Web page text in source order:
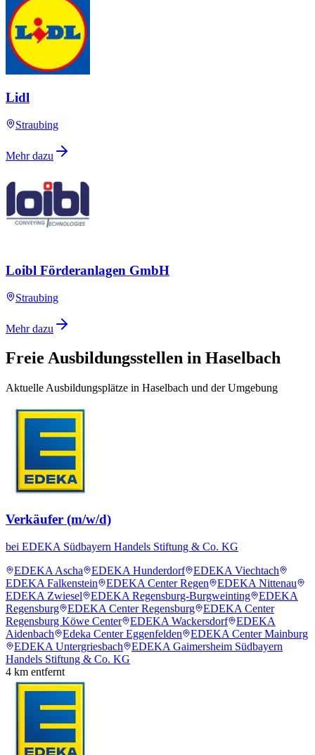
Lidl
Straubing
Mehr dazu
Loibl Förderanlagen GmbH
Straubing
Mehr dazu
Freie Ausbildungsstellen in Haselbach
Aktuelle Ausbildungsplätze in Haselbach und der Umgebung
Verkäufer (m/w/d)
bei EDEKA Südbayern Handels Stiftung & Co. KG
EDEKA Ascha
EDEKA Hunderdorf
EDEKA Viechtach
EDEKA Falkenstein
EDEKA Center Regen
EDEKA Nittenau
EDEKA Zwiesel
EDEKA Regensburg-Burgweinting
EDEKA
Regensburg
EDEKA Center Regensburg
EDEKA Center
Regensburg Köwe Center
EDEKA Wackersdorf
EDEKA
Aidenbach
Edeka Center Eggenfelden
EDEKA Center Mainburg
EDEKA Untergriesbach
EDEKA Gaimersheim Südbayern
Handels Stiftung & Co. KG
4 km entfernt